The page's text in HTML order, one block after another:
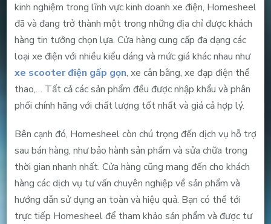
kinh nghiệm trong lĩnh vực kinh doanh xe điện, Homesheel
đã và đang trở thành một trong những địa chỉ được khách
hàng tin tưởng chọn lựa. Cửa hàng cung cấp đa dạng các
loại xe điện với nhiều kiểu dáng và mức giá khác nhau như
xe scooter điện gấp gọn, xe cân bằng, xe đạp điện thể
thao,… Tất cả các sản phẩm đều được nhập khẩu và phân
phối chính hãng với chất lượng tốt nhất và giá cả hợp lý.
Bên cạnh đó, Homesheel còn chú trọng đến dịch vụ hỗ trợ
sau bán hàng, như bảo hành sản phẩm và sửa chữa trong
thời gian nhanh nhất. Cửa hàng cũng mang đến cho khách
hàng các dịch vụ tư vấn chuyên nghiệp về sản phẩm và
hướng dẫn sử dụng an toàn và hiệu quả. Bạn có thể tới
trực tiếp Homesheel để tham khảo sản phẩm và được tư